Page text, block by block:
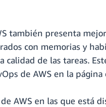
también presenta
con memorias y
de las tareas.
de AWS en la página
AWS en las que está